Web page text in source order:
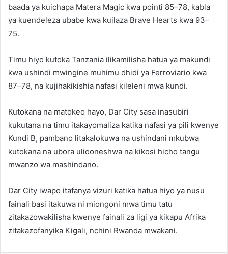
baada ya kuichapa Matera Magic kwa pointi 85–78, kabla
ya kuendeleza ubabe kwa kuilaza Brave Hearts kwa 93–
75.
Timu hiyo kutoka Tanzania ilikamilisha hatua ya makundi
kwa ushindi mwingine muhimu dhidi ya Ferroviario kwa
87–78, na kujihakikishia nafasi kileleni mwa kundi.
Kutokana na matokeo hayo, Dar City sasa inasubiri
kukutana na timu itakayomaliza katika nafasi ya pili kwenye
Kundi B, pambano litakalokuwa na ushindani mkubwa
kutokana na ubora uliooneshwa na kikosi hicho tangu
mwanzo wa mashindano.
Dar City iwapo itafanya vizuri katika hatua hiyo ya nusu
fainali basi itakuwa ni miongoni mwa timu tatu
zitakazowakilisha kwenye fainali za ligi ya kikapu Afrika
zitakazofanyika Kigali, nchini Rwanda mwakani.